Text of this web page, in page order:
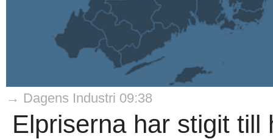
→ Dagens Industri 09:38
Elpriserna har stigit